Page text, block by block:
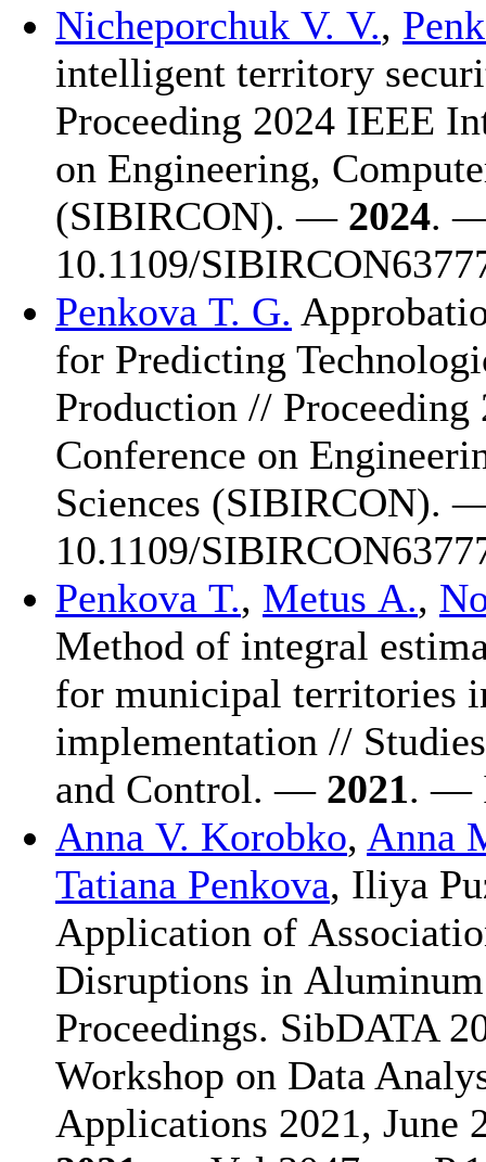
Nicheporchuk V. V.,
intelligent territory
Proceeding 2024 IEEE
on Engineering,
(SIBIRCON). — 2024.
10.1109/
Penkova T. G.
for Predicting
Production //
Conference on
Sciences (SIBIRCON).
10.1109/
Penkova T., Metus A.,
Method of integral
for municipal territories
implementation //
and Control. — 2021. —
Anna V. Korobko, Anna
Tatiana Penkova, Iliya
Application of
Disruptions in
Proceedings. SibDATA
Workshop on Data
Applications 2021, June